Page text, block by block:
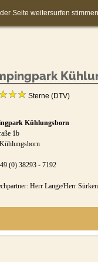
Sterne (DTV)
Kühlungsborn
1b
(0) 38293 - 7192
Herr Lange/Herr Sürken
Seite weitersurfen